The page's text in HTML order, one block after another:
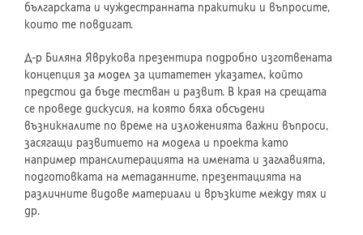
българската и чуждестранната пракитики и въпросите,
които те повдигат.
Д-р Биляна Яврукова презентира подробно изготвената
концепция за модел за цитатетен указател, който
предстои да бъде тестван и развит. В края на срещата
се проведе дискусия, на която бяха обсъдени
възникналите по време на изложенията важни въпроси,
засягащи развитието на модела и проекта като
например транслитерацията на имената и заглавията,
подготовката на метаданните, презентацията на
различните видове материали и връзките между тях и
др.